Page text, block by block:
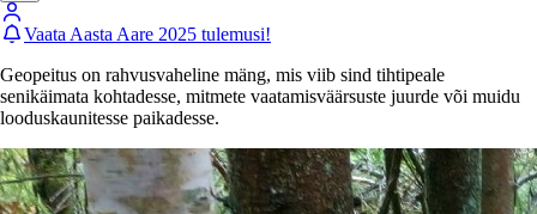
Vaata Aasta Aare 2025 tulemusi!
Geopeitus on rahvusvaheline mäng, mis viib sind tihtipeale
senikäimata kohtadesse, mitmete vaatamisväärsuste juurde või muidu
looduskaunitesse paikadesse.